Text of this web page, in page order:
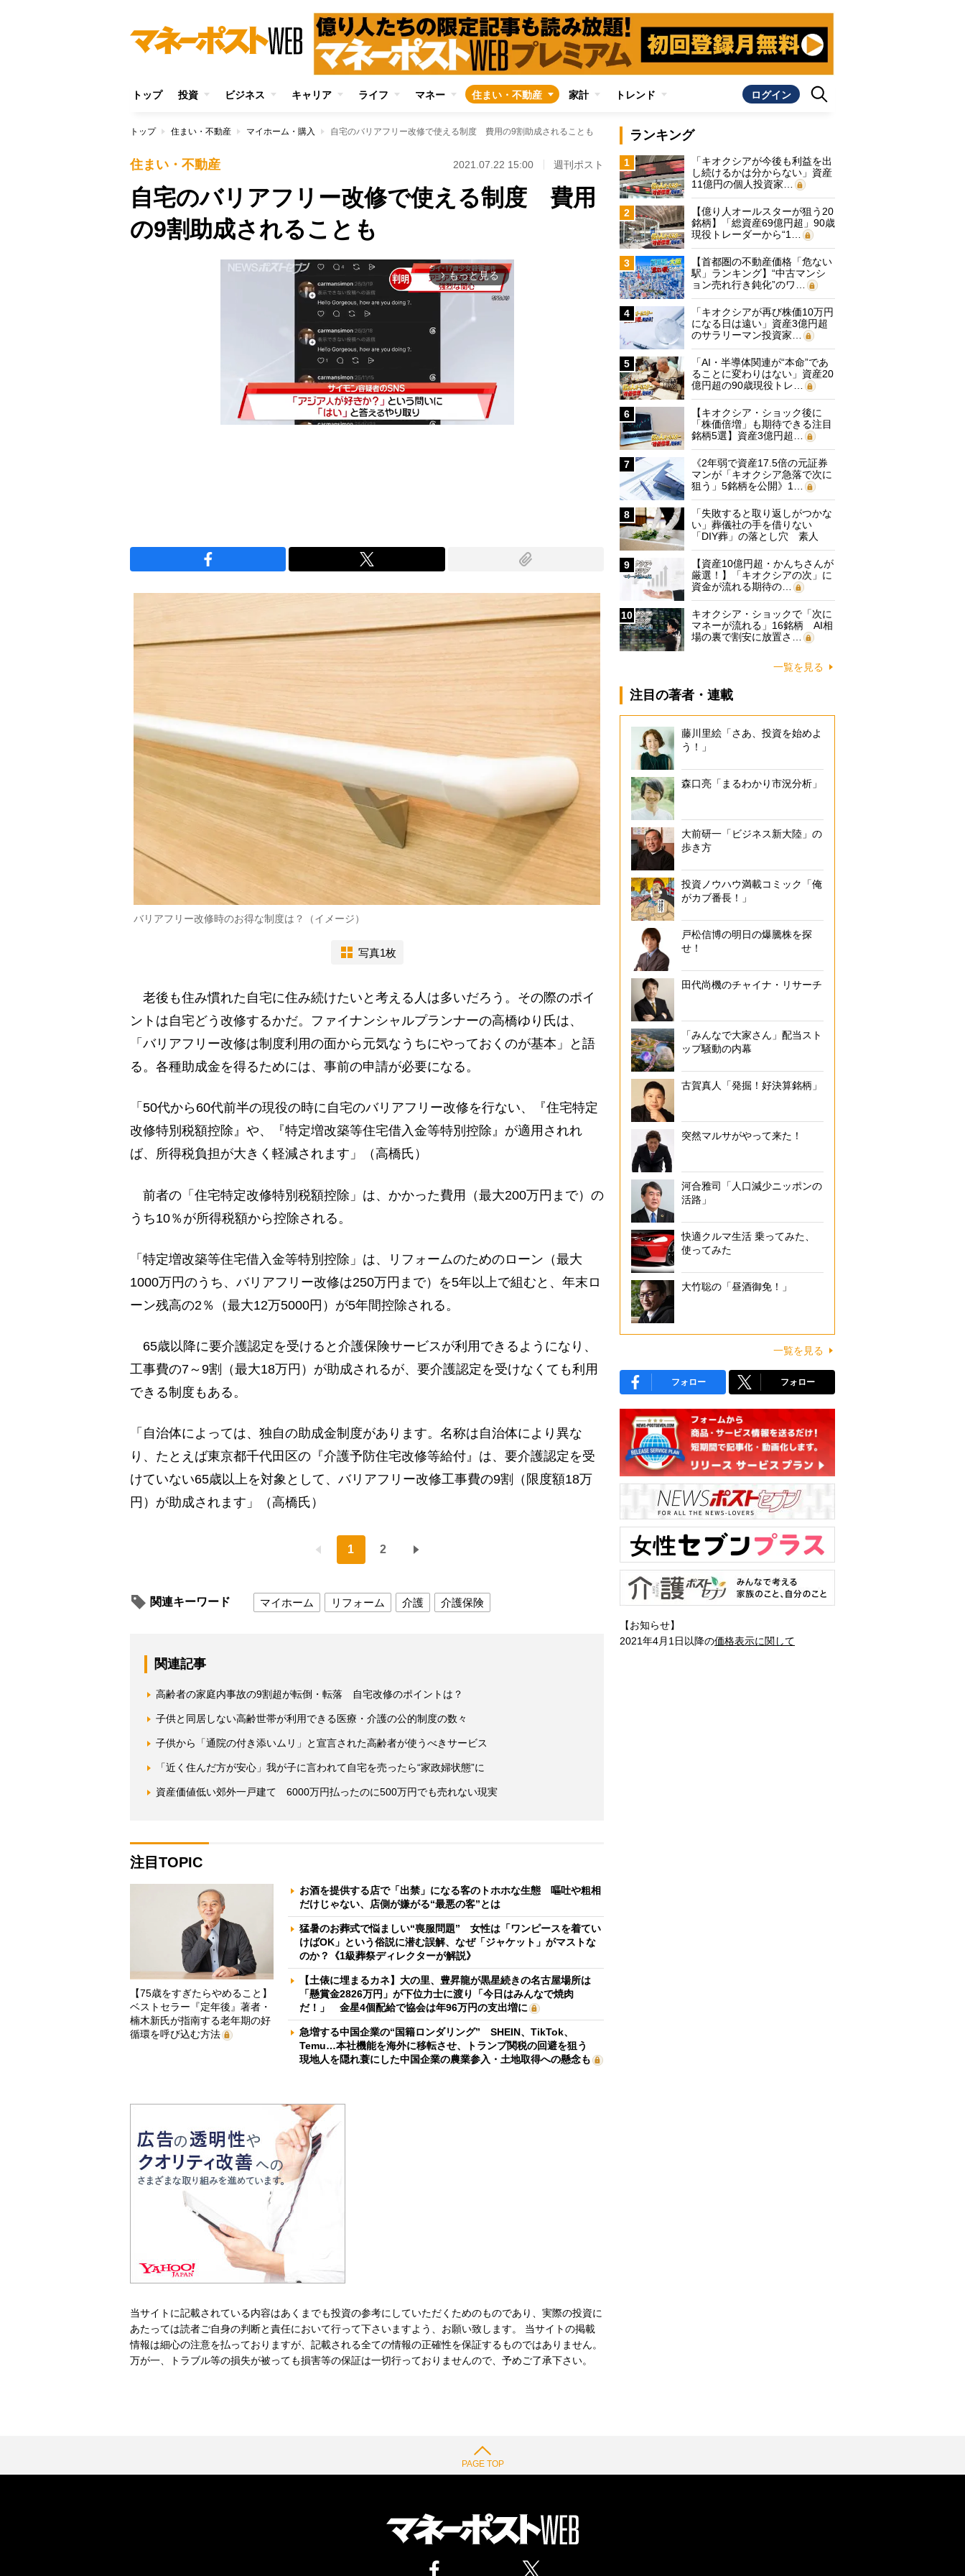
トップ 投資 ビジネス キャリア ライフ マネー 住まい・不動産 家計 トレンド ログイン
トップ 住まい・不動産 マイホーム・購入 自宅のバリアフリー改修で使える制度 費用の9割助成されることも
住まい・不動産 2021.07.22 15:00 週刊ポスト
自宅のバリアフリー改修で使える制度 費用
の9割助成されることも
arrow_forward_ios もっと見る
バリアフリー改修時のお得な制度は？（イメージ）
写真1枚
老後も住み慣れた自宅に住み続けたいと考える人は多いだろう。その際のポイ
ントは自宅どう改修するかだ。ファイナンシャルプランナーの高橋ゆり氏は、
「バリアフリー改修は制度利用の面から元気なうちにやっておくのが基本」と語
る。各種助成金を得るためには、事前の申請が必要になる。
「50代から60代前半の現役の時に自宅のバリアフリー改修を行ない、『住宅特定
改修特別税額控除』や、『特定増改築等住宅借入金等特別控除』が適用されれ
ば、所得税負担が大きく軽減されます」（高橋氏）
前者の「住宅特定改修特別税額控除」は、かかった費用（最大200万円まで）の
うち10％が所得税額から控除される。
「特定増改築等住宅借入金等特別控除」は、リフォームのためのローン（最大
1000万円のうち、バリアフリー改修は250万円まで）を5年以上で組むと、年末ロ
ーン残高の2％（最大12万5000円）が5年間控除される。
65歳以降に要介護認定を受けると介護保険サービスが利用できるようになり、
工事費の7～9割（最大18万円）が助成されるが、要介護認定を受けなくても利用
できる制度もある。
「自治体によっては、独自の助成金制度があります。名称は自治体により異な
り、たとえば東京都千代田区の『介護予防住宅改修等給付』は、要介護認定を受
けていない65歳以上を対象として、バリアフリー改修工事費の9割（限度額18万
円）が助成されます」（高橋氏）
1 2
関連キーワード マイホーム リフォーム 介護 介護保険
関連記事
高齢者の家庭内事故の9割超が転倒・転落 自宅改修のポイントは？
子供と同居しない高齢世帯が利用できる医療・介護の公的制度の数々
子供から「通院の付き添いムリ」と宣言された高齢者が使うべきサービス
「近く住んだ方が安心」我が子に言われて自宅を売ったら“家政婦状態”に
資産価値低い郊外一戸建て 6000万円払ったのに500万円でも売れない現実
注目TOPIC
【75歳をすぎたらやめること】
ベストセラー『定年後』著者・
楠木新氏が指南する老年期の好
循環を呼び込む方法
お酒を提供する店で「出禁」になる客のトホホな生態 嘔吐や粗相
だけじゃない、店側が嫌がる“最悪の客”とは
猛暑のお葬式で悩ましい“喪服問題” 女性は「ワンピースを着てい
けばOK」という俗説に潜む誤解、なぜ「ジャケット」がマストな
のか？《1級葬祭ディレクターが解説》
【土俵に埋まるカネ】大の里、豊昇龍が黒星続きの名古屋場所は
「懸賞金2826万円」が下位力士に渡り「今日はみんなで焼肉
だ！」 金星4個配給で協会は年96万円の支出増に
急増する中国企業の“国籍ロンダリング” SHEIN、TikTok、
Temu…本社機能を海外に移転させ、トランプ関税の回避を狙う
現地人を隠れ蓑にした中国企業の農業参入・土地取得への懸念も
当サイトに記載されている内容はあくまでも投資の参考にしていただくためのものであり、実際の投資に
あたっては読者ご自身の判断と責任において行って下さいますよう、お願い致します。 当サイトの掲載
情報は細心の注意を払っておりますが、記載される全ての情報の正確性を保証するものではありません。
万が一、トラブル等の損失が被っても損害等の保証は一切行っておりませんので、予めご了承下さい。
ランキング
1
「キオクシアが今後も利益を出
し続けるかは分からない」資産
11億円の個人投資家…
2
【億り人オールスターが狙う20
銘柄】「総資産69億円超」90歳
現役トレーダーから“1…
3
【首都圏の不動産価格「危ない
駅」ランキング】“中古マンシ
ョン売れ行き鈍化”のワ…
4
「キオクシアが再び株価10万円
になる日は遠い」資産3億円超
のサラリーマン投資家…
5
「AI・半導体関連が“本命”であ
ることに変わりはない」資産20
億円超の90歳現役トレ…
6
【キオクシア・ショック後に
「株価倍増」も期待できる注目
銘柄5選】資産3億円超…
7
《2年弱で資産17.5倍の元証券
マンが「キオクシア急落で次に
狙う」5銘柄を公開》1…
8
「失敗すると取り返しがつかな
い」葬儀社の手を借りない
「DIY葬」の落とし穴 素人
に…
9
【資産10億円超・かんちさんが
厳選！】「キオクシアの次」に
資金が流れる期待の…
10
キオクシア・ショックで「次に
マネーが流れる」16銘柄 AI相
場の裏で割安に放置さ…
一覧を見る
注目の著者・連載
藤川里絵「さあ、投資を始めよ
う！」
森口亮「まるわかり市況分析」
大前研一「ビジネス新大陸」の
歩き方
投資ノウハウ満載コミック「俺
がカブ番長！」
戸松信博の明日の爆騰株を探
せ！
田代尚機のチャイナ・リサーチ
「みんなで大家さん」配当スト
ップ騒動の内幕
古賀真人「発掘！好決算銘柄」
突然マルサがやって来た！
河合雅司「人口減少ニッポンの
活路」
快適クルマ生活 乗ってみた、
使ってみた
大竹聡の「昼酒御免！」
一覧を見る
フォロー フォロー
【お知らせ】
2021年4月1日以降の価格表示に関して
PAGE TOP